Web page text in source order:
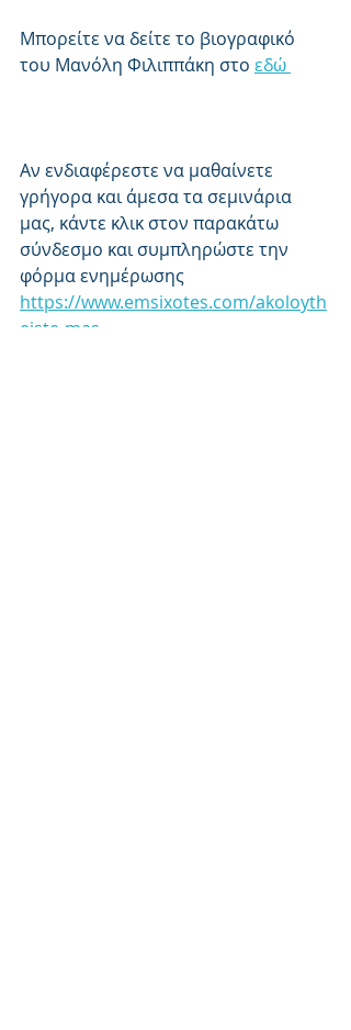
Μπορείτε να δείτε το βιογραφικό
του Μανόλη Φιλιππάκη στο εδώ
Αν ενδιαφέρεστε να μαθαίνετε
γρήγορα και άμεσα τα σεμινάρια
μας, κάντε κλικ στον παρακάτω
σύνδεσμο και συμπληρώστε την
φόρμα ενημέρωσης
https://www.emsixotes.com/akoloyth
eiste-mas